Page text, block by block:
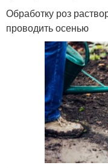
Обработку роз
проводить осенью